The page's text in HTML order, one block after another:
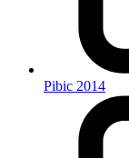
Pibic 2014